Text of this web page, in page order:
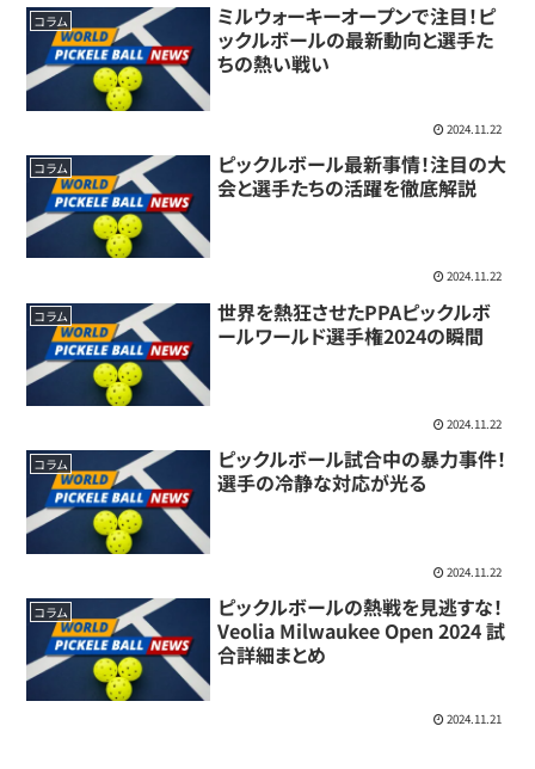
コラム
ミルウォーキーオープンで注目！ピ
ックルボールの最新動向と選手た
ちの熱い戦い
2024.11.22
コラム
ピックルボール最新事情！注目の大
会と選手たちの活躍を徹底解説
2024.11.22
コラム
世界を熱狂させたPPAピックルボ
ールワールド選手権2024の瞬間
2024.11.22
コラム
ピックルボール試合中の暴力事件！
選手の冷静な対応が光る
2024.11.22
コラム
ピックルボールの熱戦を見逃すな！
Veolia Milwaukee Open 2024 試
合詳細まとめ
2024.11.21